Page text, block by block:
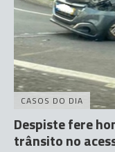
CASOS DO DIA
Despiste fere
trânsito no